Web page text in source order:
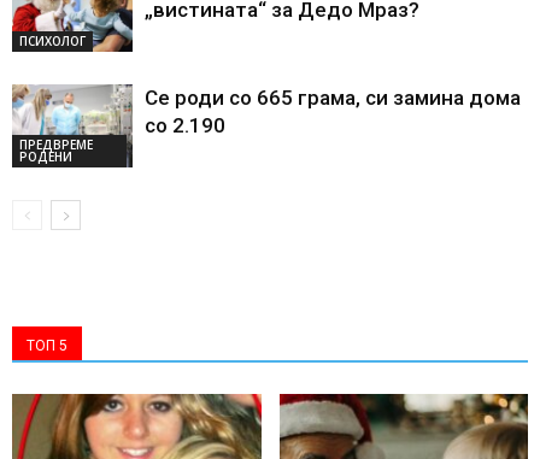
ПСИХОЛОГ
„вистината“ за Дедо Мраз?
ПРЕДВРЕМЕ
РОДЕНИ
Се роди со 665 грама, си замина дома
со 2.190
ТОП 5